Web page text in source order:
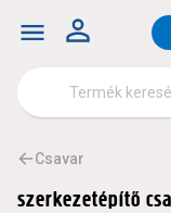
Csavar
szerkezetépítő